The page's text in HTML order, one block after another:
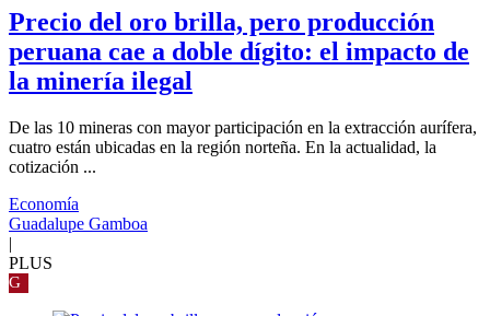
Precio del oro brilla, pero producción
peruana cae a doble dígito: el impacto de
la minería ilegal
De las 10 mineras con mayor participación en la extracción aurífera,
cuatro están ubicadas en la región norteña. En la actualidad, la
cotización ...
Economía
Guadalupe Gamboa
|
PLUS
G